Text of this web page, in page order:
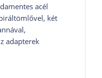
acél
két
adapterek